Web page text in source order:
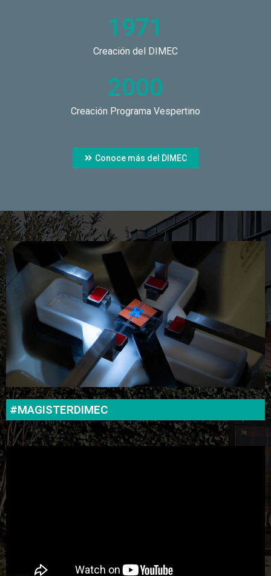
Creación del DIMEC
1971
Creación Programa Vespertino
2000
Conoce más del DIMEC
#MAGISTERDIMEC